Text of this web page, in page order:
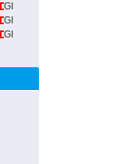
GI
GI
GI